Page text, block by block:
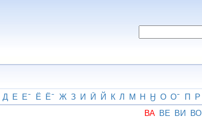
Д Е Е Ё Ё Ж З И Ӣ Й К Л М Н Ӈ О О П Р
ВА ВЕ ВИ ВО